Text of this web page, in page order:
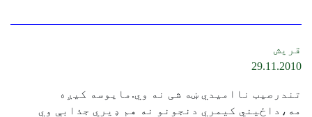
قريش
29.11.2010
تندرصیب ناامیدي ښه شی نه وي.مایوسه کيږه
مه،داځیني کیمري دنجونو نه هم ډیري جذابې وي